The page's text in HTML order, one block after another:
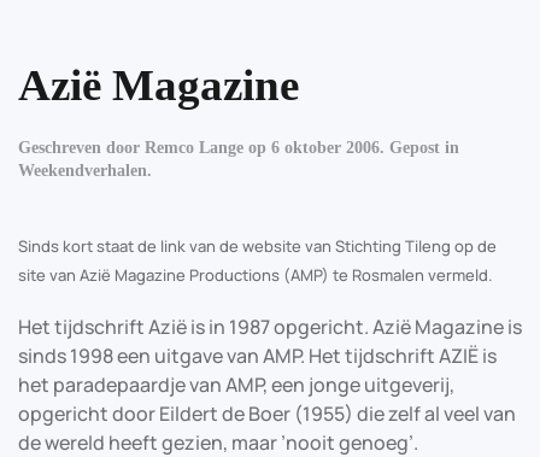
Azië Magazine
Geschreven door Remco Lange op 6 oktober 2006. Gepost in
Weekendverhalen.
Sinds kort staat de link van de website van Stichting Tileng op de
site van Azië Magazine Productions (AMP) te Rosmalen vermeld.
Het tijdschrift Azië is in 1987 opgericht. Azië Magazine is
sinds 1998 een uitgave van AMP. Het tijdschrift AZIË is
het paradepaardje van AMP, een jonge uitgeverij,
opgericht door Eildert de Boer (1955) die zelf al veel van
de wereld heeft gezien, maar ’nooit genoeg’.